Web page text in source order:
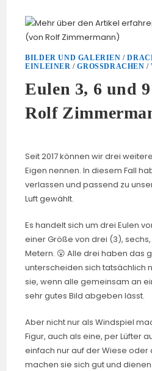
BILDER UND GALERIEN /
EINLEINER /GROSSDRACHEN /
Eulen 3, 6 und
Rolf
Seit 2017 können wir drei
Eigen nennen. In diesem Fall
verlassen und passend zu
Luft gewählt.
Es handelt sich um drei Eulen
einer Größe von drei (3),
Metern. 😮 Alle drei haben das
unterscheiden sich tatsächlich
sie, wenn alle gemeinsam an
sehr gutes Bild abgeben lässt.
Aber nicht nur als Windspiel
Figur, auch als eine, per Lüfter
einfach nur auf der Wiese oder
machen sie sich gut und